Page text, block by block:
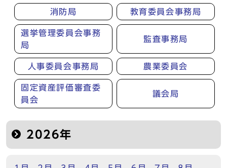
消防局 教育委員会事務局
選挙管理委員会事務
局
監査事務局
人事委員会事務局 農業委員会
固定資産評価審査委
員会
議会局
2026年